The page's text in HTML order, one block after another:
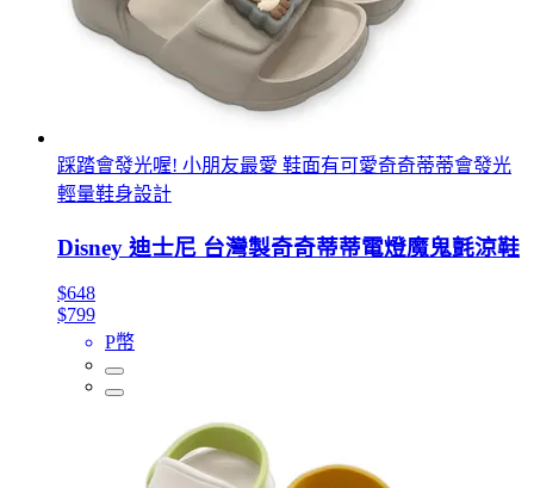
踩踏會發光喔! 小朋友最愛 鞋面有可愛奇奇蒂蒂會發光
輕量鞋身設計
Disney 迪士尼 台灣製奇奇蒂蒂電燈魔鬼氈涼鞋
$648
$799
P幣